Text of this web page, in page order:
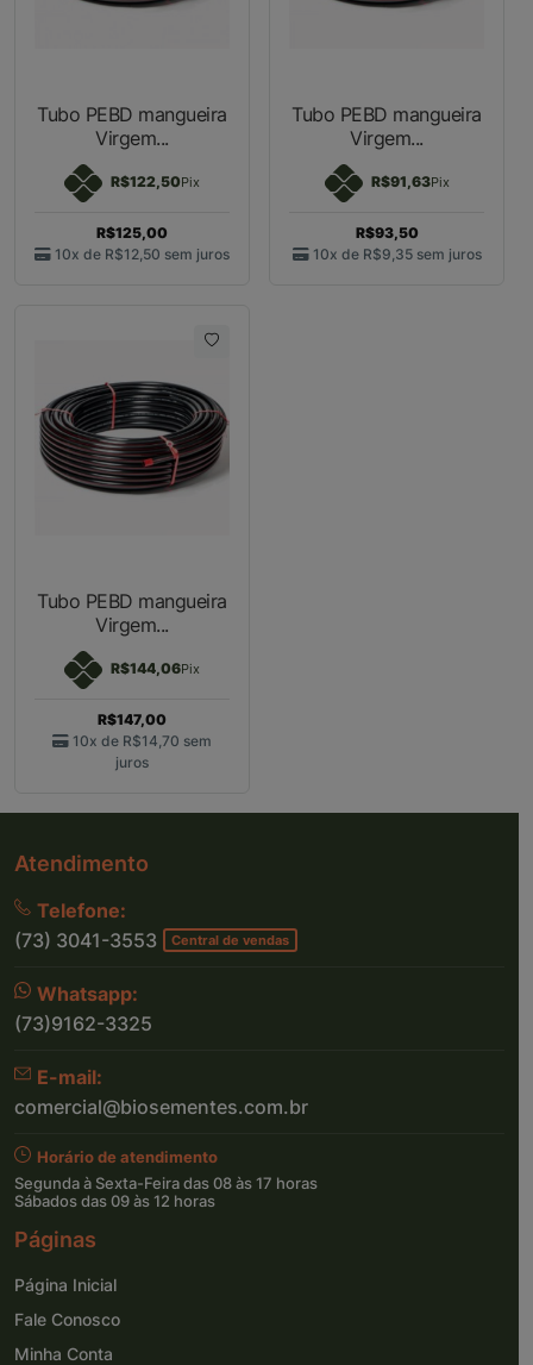
Tubo PEBD mangueira
Virgem...
R$122,50Pix
R$125,00
10x de R$12,50 sem juros
Tubo PEBD mangueira
Virgem...
R$91,63Pix
R$93,50
10x de R$9,35 sem juros
Tubo PEBD mangueira
Virgem...
R$144,06Pix
R$147,00
10x de R$14,70 sem
juros
Atendimento
Telefone:
(73) 3041-3553
Central de vendas
Whatsapp:
(73)9162-3325
E-mail:
comercial@biosementes.com.br
Horário de atendimento
Segunda à Sexta-Feira das 08 às 17 horas
Sábados das 09 às 12 horas
Páginas
Página Inicial
Fale Conosco
Minha Conta